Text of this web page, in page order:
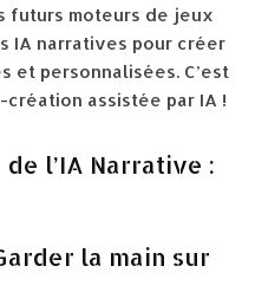
futurs moteurs de jeux
IA narratives pour créer
et personnalisées. C’est
assistée par IA !
l’IA Narrative :
la main sur